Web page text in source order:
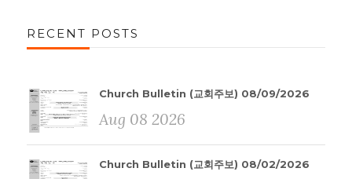
RECENT POSTS
Church Bulletin (교회주보) 08/09/2026
Aug 08 2026
Church Bulletin (교회주보) 08/02/2026